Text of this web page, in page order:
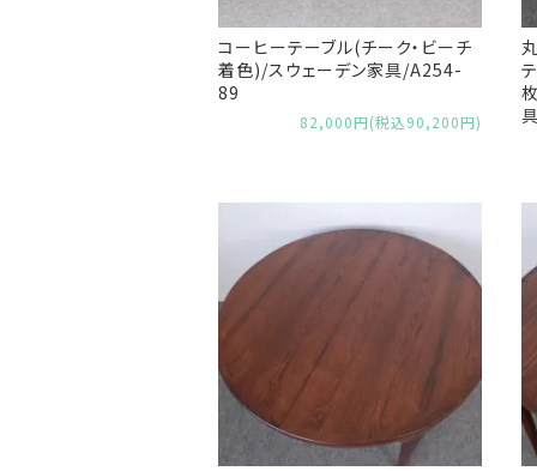
コーヒーテーブル(チーク・ビーチ
着色)/スウェーデン家具/A254-
89
82,000円(税込90,200円)